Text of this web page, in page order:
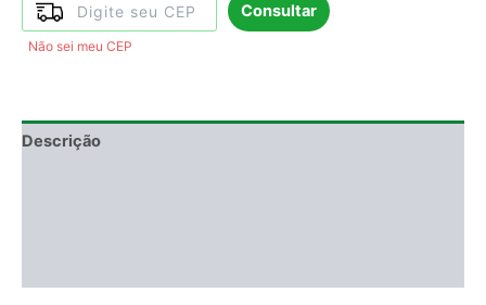
Consultar
Não sei meu CEP
Descrição